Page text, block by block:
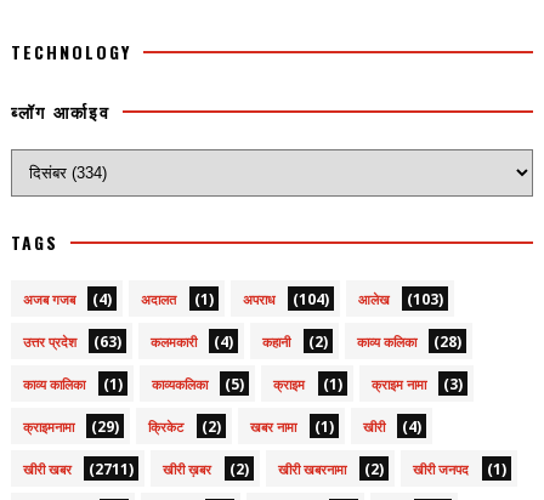
TECHNOLOGY
ब्लॉग आर्काइव
TAGS
अजब गजब (4) अदालत (1) अपराध (104) आलेख (103)
उत्तर प्रदेश (63) कलमकारी (4) कहानी (2) काव्य कलिका (28)
काव्य कालिका (1) काव्यकलिका (5) क्राइम (1) क्राइम नामा (3)
क्राइमनामा (29) क्रिकेट (2) खबर नामा (1) खीरी (4)
खीरी खबर (2711) खीरी ख़बर (2) खीरी खबरनामा (2) खीरी जनपद (1)